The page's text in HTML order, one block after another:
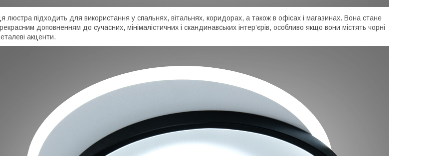
люстра підходить для використання у спальнях, вітальнях, коридорах, а також в офісах і магазинах. Вона стане
доповненням до сучасних, мінімалістичних і скандинавських інтер’єрів, особливо якщо вони містять чорні
акценти.